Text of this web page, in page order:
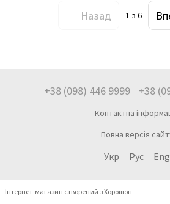
Назад 1 з 6
+38 (098) 446 9999 +38
Контактна
Повна версія
Укр Рус Eng
Інтернет-магазин створений з Хорошоп